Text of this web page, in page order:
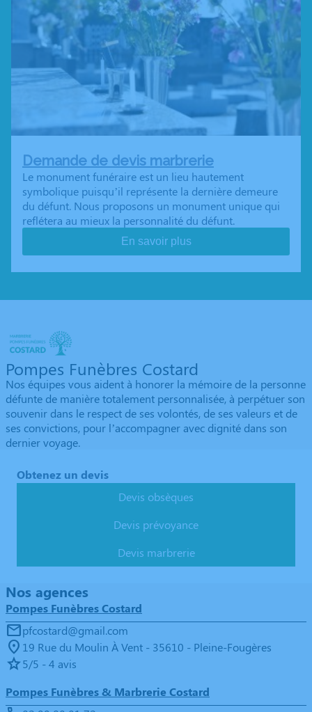
Demande de devis marbrerie
Le monument funéraire est un lieu hautement
symbolique puisqu’il représente la dernière demeure
du défunt. Nous proposons un monument unique qui
reflétera au mieux la personnalité du défunt.
En savoir plus
Pompes Funèbres Costard
Nos équipes vous aident à honorer la mémoire de la personne
défunte de manière totalement personnalisée, à perpétuer son
souvenir dans le respect de ses volontés, de ses valeurs et de
ses convictions, pour l’accompagner avec dignité dans son
dernier voyage.
Obtenez un devis
Devis obsèques
Devis prévoyance
Devis marbrerie
Nos agences
Pompes Funèbres Costard
pfcostard@gmail.com
19 Rue du Moulin À Vent - 35610 - Pleine-Fougères
5/5 - 4 avis
Pompes Funèbres & Marbrerie Costard